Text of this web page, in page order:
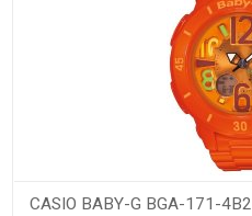
CASIO BABY-G BGA-171-4B2